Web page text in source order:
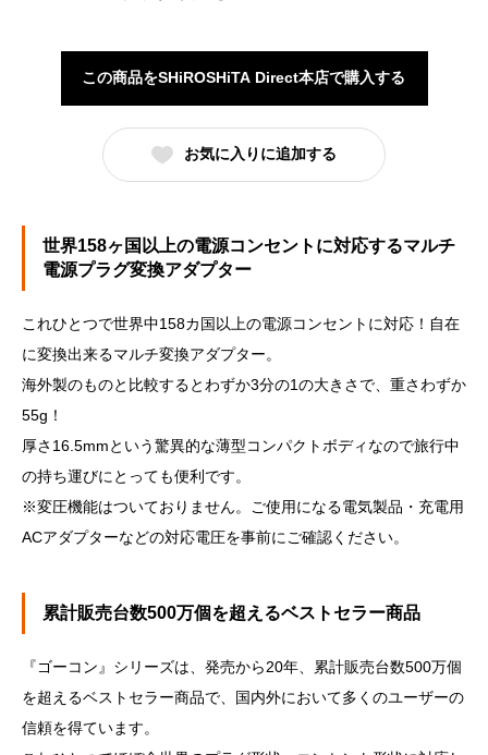
この商品をSHiROSHiTA Direct本店で購入する
お気に入りに追加する
世界158ヶ国以上の電源コンセントに対応するマルチ
電源プラグ変換アダプター
これひとつで世界中158カ国以上の電源コンセントに対応！自在
に変換出来るマルチ変換アダプター。
海外製のものと比較するとわずか3分の1の大きさで、重さわずか
55g！
厚さ16.5mmという驚異的な薄型コンパクトボディなので旅行中
の持ち運びにとっても便利です。
※変圧機能はついておりません。ご使用になる電気製品・充電用
ACアダプターなどの対応電圧を事前にご確認ください。
累計販売台数500万個を超えるベストセラー商品
『ゴーコン』シリーズは、発売から20年、累計販売台数500万個
を超えるベストセラー商品で、国内外において多くのユーザーの
信頼を得ています。